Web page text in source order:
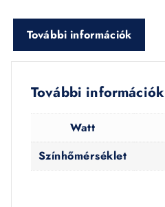
További információk
További információk
Watt
Színhőmérséklet